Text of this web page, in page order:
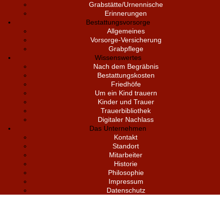
Grabstätte/Urnennische
Erinnerungen
Bestattungsvorsorge
Allgemeines
Vorsorge-Versicherung
Grabpflege
Wissenswertes
Nach dem Begräbnis
Bestattungskosten
Friedhöfe
Um ein Kind trauern
Kinder und Trauer
Trauerbibliothek
Digitaler Nachlass
Das Unternehmen
Kontakt
Standort
Mitarbeiter
Historie
Philosophie
Impressum
Datenschutz